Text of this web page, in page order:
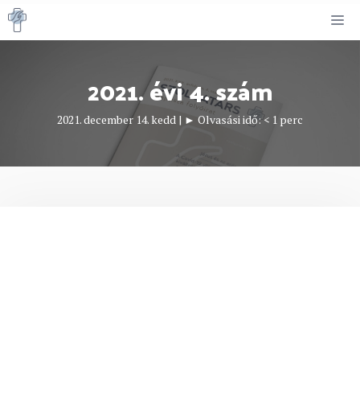
Kilépés
a
2021. évi 4. szám
2021. december 14. kedd | ► Olvasási idő: < 1 perc